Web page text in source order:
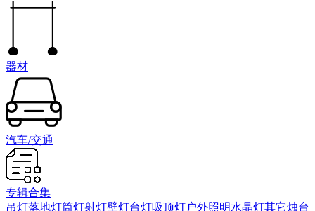
器材
汽车/交通
专辑合集
吊灯落地灯筒灯射灯壁灯台灯吸顶灯户外照明水晶灯其它烛台